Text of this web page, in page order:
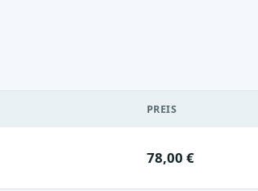
PREIS
78,00 €